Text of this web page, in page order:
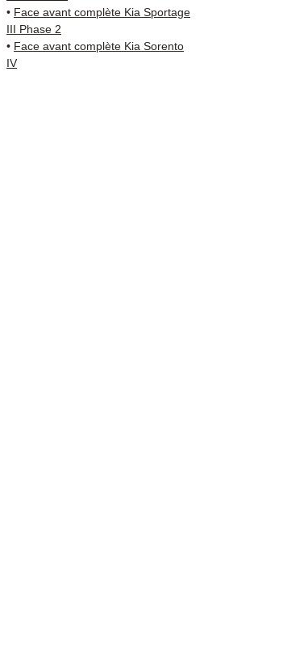
• Face avant complète Kia Sportage
III Phase 2
• Face avant complète Kia Sorento
IV